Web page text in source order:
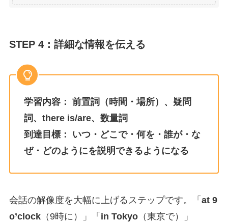
STEP 4：詳細な情報を伝える
学習内容： 前置詞（時間・場所）、疑問
詞、there is/are、数量詞
到達目標：
いつ・どこで・何を・誰が・な
ぜ・どのようにを説明できるようになる
会話の解像度を大幅に上げるステップです。「 at 9
o’clock（9時に）」「 in Tokyo（東京で）」